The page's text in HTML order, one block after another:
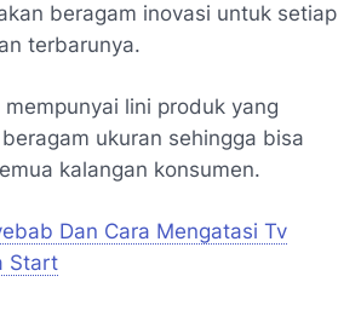
beragam inovasi untuk setiap
terbarunya.
lini produk yang
ukuran sehingga bisa
kalangan konsumen.
Dan Cara Mengatasi Tv
Start